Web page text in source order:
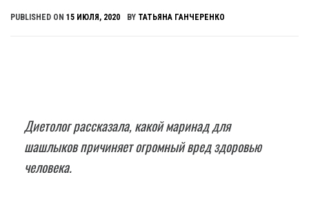
PUBLISHED ON 15 ИЮЛЯ, 2020 BY ТАТЬЯНА ГАНЧЕРЕНКО
Диетолог рассказала, какой маринад для
шашлыков причиняет огромный вред здоровью
человека.